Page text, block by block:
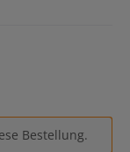
Bestellung.